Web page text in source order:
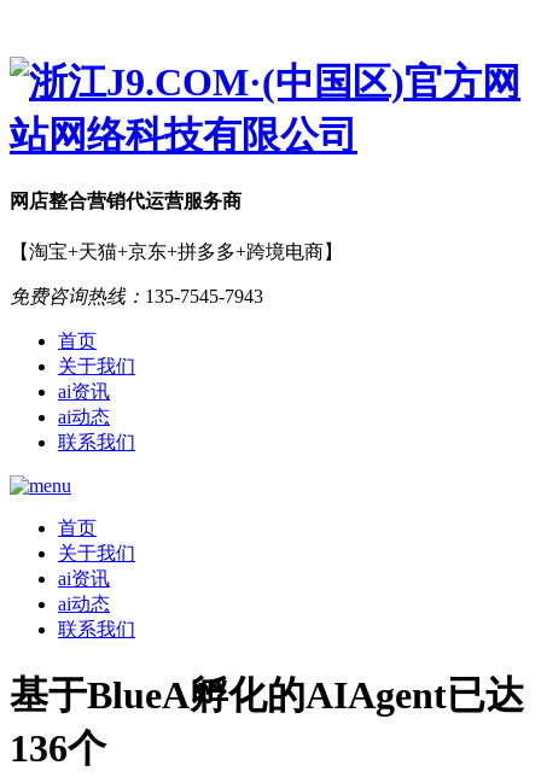
网店整合营销代运营服务商
【淘宝+天猫+京东+拼多多+跨境电商】
免费咨询热线： 135-7545-7943
首页
关于我们
ai资讯
ai动态
联系我们
首页
关于我们
ai资讯
ai动态
联系我们
基于BlueA孵化的AIAgent已达
136个